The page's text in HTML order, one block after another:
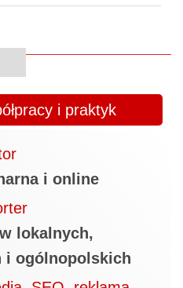
i praktyk
i online
lokalnych,
i ogólnopolskich